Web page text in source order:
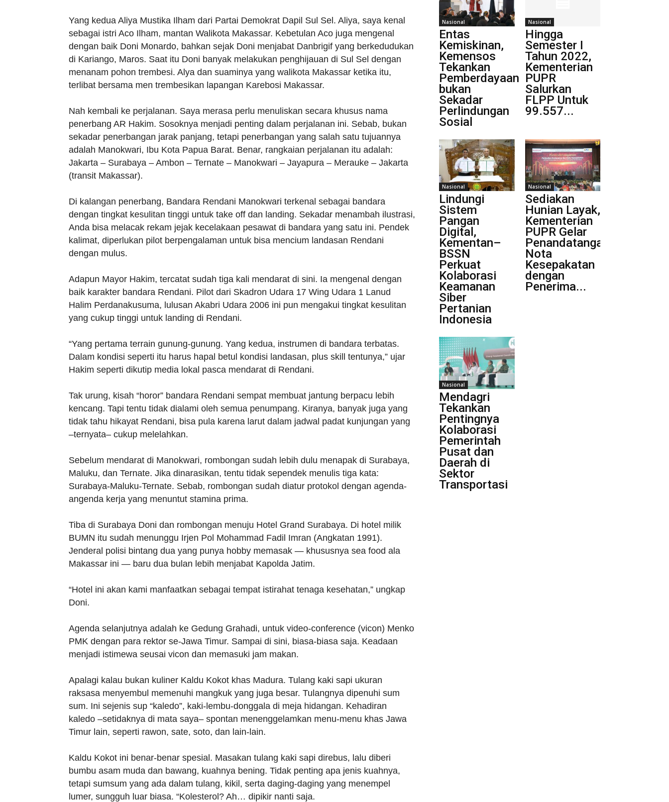
Yang kedua Aliya Mustika Ilham dari Partai Demokrat Dapil Sul Sel. Aliya, saya kenal
sebagai istri Aco Ilham, mantan Walikota Makassar. Kebetulan Aco juga mengenal
dengan baik Doni Monardo, bahkan sejak Doni menjabat Danbrigif yang berkedudukan
di Kariango, Maros. Saat itu Doni banyak melakukan penghijauan di Sul Sel dengan
menanam pohon trembesi. Alya dan suaminya yang walikota Makassar ketika itu,
terlibat bersama men trembesikan lapangan Karebosi Makassar.
Nah kembali ke perjalanan. Saya merasa perlu menuliskan secara khusus nama
penerbang AR Hakim. Sosoknya menjadi penting dalam perjalanan ini. Sebab, bukan
sekadar penerbangan jarak panjang, tetapi penerbangan yang salah satu tujuannya
adalah Manokwari, Ibu Kota Papua Barat. Benar, rangkaian perjalanan itu adalah:
Jakarta – Surabaya – Ambon – Ternate – Manokwari – Jayapura – Merauke – Jakarta
(transit Makassar).
Di kalangan penerbang, Bandara Rendani Manokwari terkenal sebagai bandara
dengan tingkat kesulitan tinggi untuk take off dan landing. Sekadar menambah ilustrasi,
Anda bisa melacak rekam jejak kecelakaan pesawat di bandara yang satu ini. Pendek
kalimat, diperlukan pilot berpengalaman untuk bisa mencium landasan Rendani
dengan mulus.
Adapun Mayor Hakim, tercatat sudah tiga kali mendarat di sini. Ia mengenal dengan
baik karakter bandara Rendani. Pilot dari Skadron Udara 17 Wing Udara 1 Lanud
Halim Perdanakusuma, lulusan Akabri Udara 2006 ini pun mengakui tingkat kesulitan
yang cukup tinggi untuk landing di Rendani.
“Yang pertama terrain gunung-gunung. Yang kedua, instrumen di bandara terbatas.
Dalam kondisi seperti itu harus hapal betul kondisi landasan, plus skill tentunya,” ujar
Hakim seperti dikutip media lokal pasca mendarat di Rendani.
Tak urung, kisah “horor” bandara Rendani sempat membuat jantung berpacu lebih
kencang. Tapi tentu tidak dialami oleh semua penumpang. Kiranya, banyak juga yang
tidak tahu hikayat Rendani, bisa pula karena larut dalam jadwal padat kunjungan yang
–ternyata– cukup melelahkan.
Sebelum mendarat di Manokwari, rombongan sudah lebih dulu menapak di Surabaya,
Maluku, dan Ternate. Jika dinarasikan, tentu tidak sependek menulis tiga kata:
Surabaya-Maluku-Ternate. Sebab, rombongan sudah diatur protokol dengan agenda-
angenda kerja yang menuntut stamina prima.
Tiba di Surabaya Doni dan rombongan menuju Hotel Grand Surabaya. Di hotel milik
BUMN itu sudah menunggu Irjen Pol Mohammad Fadil Imran (Angkatan 1991).
Jenderal polisi bintang dua yang punya hobby memasak — khususnya sea food ala
Makassar ini — baru dua bulan lebih menjabat Kapolda Jatim.
“Hotel ini akan kami manfaatkan sebagai tempat istirahat tenaga kesehatan,” ungkap
Doni.
Agenda selanjutnya adalah ke Gedung Grahadi, untuk video-conference (vicon) Menko
PMK dengan para rektor se-Jawa Timur. Sampai di sini, biasa-biasa saja. Keadaan
menjadi istimewa seusai vicon dan memasuki jam makan.
Apalagi kalau bukan kuliner Kaldu Kokot khas Madura. Tulang kaki sapi ukuran
raksasa menyembul memenuhi mangkuk yang juga besar. Tulangnya dipenuhi sum
sum. Ini sejenis sup “kaledo”, kaki-lembu-donggala di meja hidangan. Kehadiran
kaledo –setidaknya di mata saya– spontan menenggelamkan menu-menu khas Jawa
Timur lain, seperti rawon, sate, soto, dan lain-lain.
Kaldu Kokot ini benar-benar spesial. Masakan tulang kaki sapi direbus, lalu diberi
bumbu asam muda dan bawang, kuahnya bening. Tidak penting apa jenis kuahnya,
tetapi sumsum yang ada dalam tulang, kikil, serta daging-daging yang menempel
lumer, sungguh luar biasa. “Kolesterol? Ah… dipikir nanti saja.
Nasional
Entas
Kemiskinan,
Kemensos
Tekankan
Pemberdayaan
bukan
Sekadar
Perlindungan
Sosial
Nasional
Hingga
Semester I
Tahun 2022,
Kementerian
PUPR
Salurkan
FLPP Untuk
99.557...
Nasional
Lindungi
Sistem
Pangan
Digital,
Kementan–
BSSN
Perkuat
Kolaborasi
Keamanan
Siber
Pertanian
Indonesia
Nasional
Sediakan
Hunian Layak,
Kementerian
PUPR Gelar
Penandatanganan
Nota
Kesepakatan
dengan
Penerima...
Nasional
Mendagri
Tekankan
Pentingnya
Kolaborasi
Pemerintah
Pusat dan
Daerah di
Sektor
Transportasi